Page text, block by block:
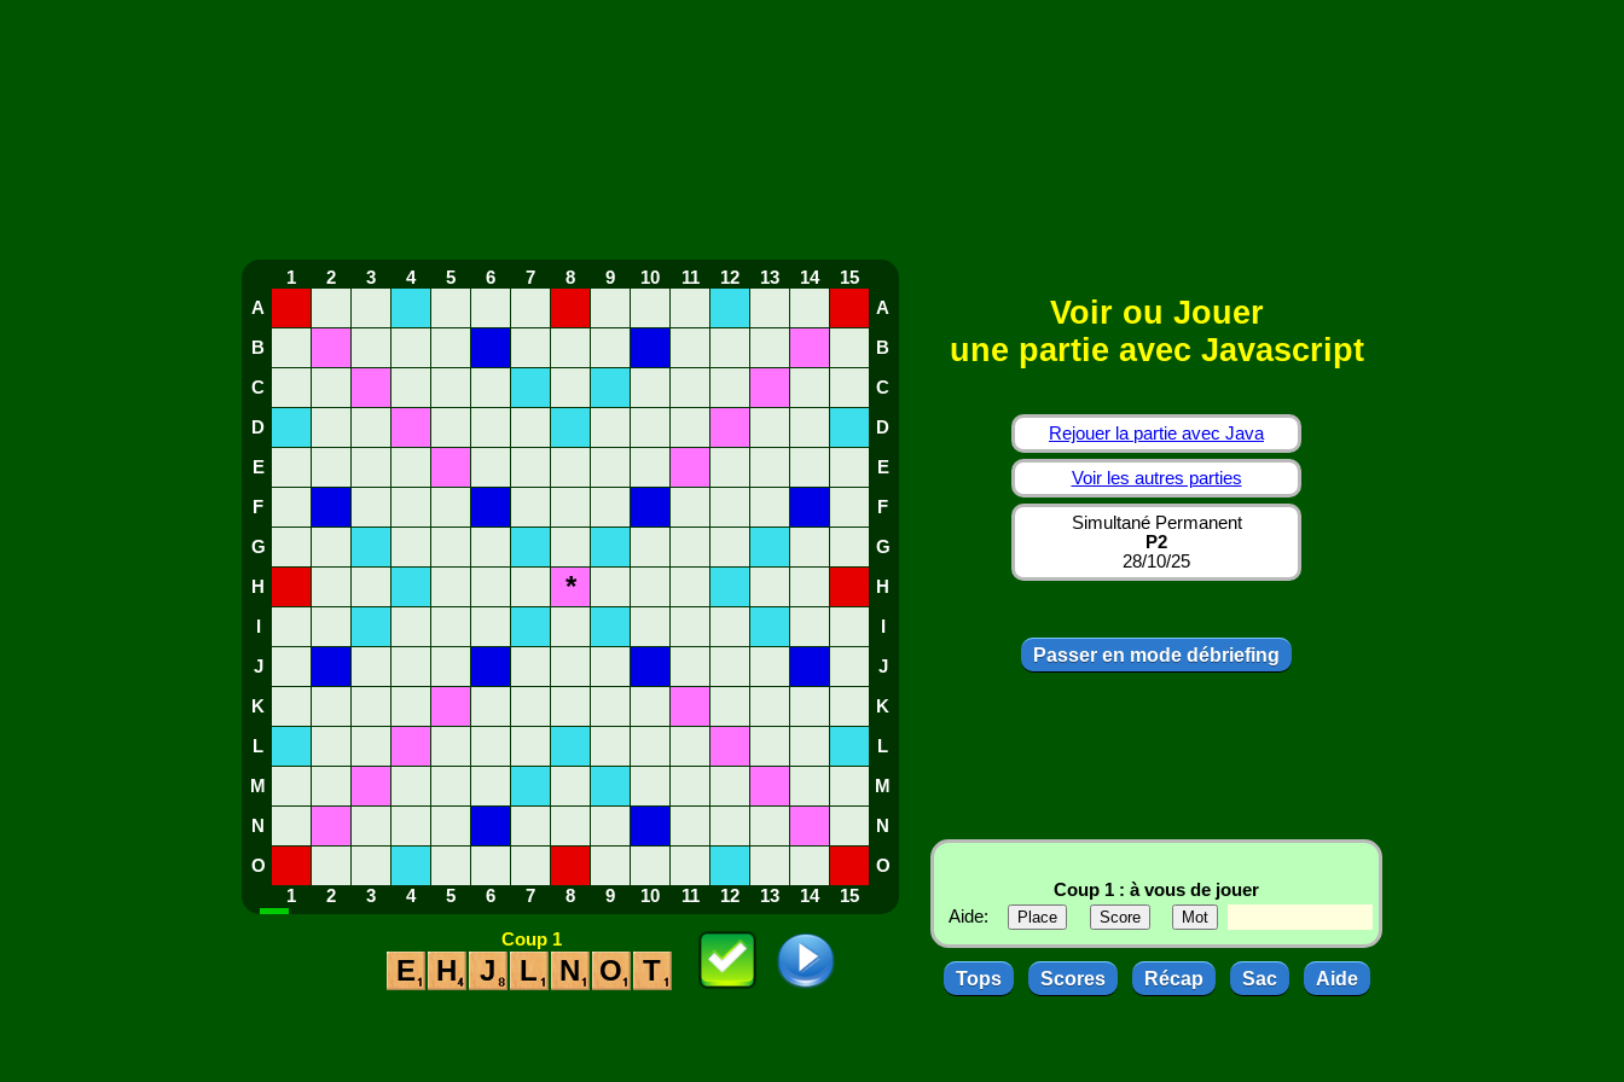
1 2 3 4 5 6 7 8 9 10 11 12 13 14
15
A
A
B B
C C
D D
E E
F F
G G
H * H
J J
K K
L L
M M
N N
O
O
1
2 3 4 5 6 7 8 9 10 11 12 13 14 15
Coup 1
E H J L N O T
Voir ou Jouer
une partie avec Javascript
Rejouer la partie avec Java
Voir les autres parties
Simultané Permanent
P2
28/10/25
Passer en mode débriefing
Coup 1 : à vous de jouer
Aide:
Tops Scores Récap Sac Aide